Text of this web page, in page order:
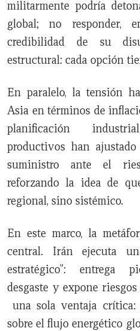
militarmente podría
global; no responder,
credibilidad de su
estructural: cada opción
En paralelo, la tensión
Asia en términos de
planificación
productivos han
suministro ante el
reforzando la idea de
regional, sino sistémico.
En este marco, la
central. Irán ejecuta
estratégico”: entrega
desgaste y expone
una sola ventaja
sobre el flujo energético